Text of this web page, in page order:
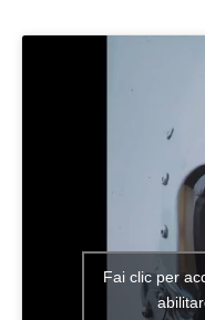
Fai clic per